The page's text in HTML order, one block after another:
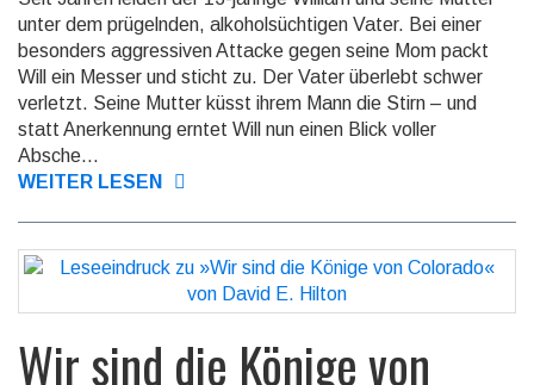
unter dem prügelnden, alkoholsüchtigen Vater. Bei einer
besonders aggressiven Attacke gegen seine Mom packt
Will ein Messer und sticht zu. Der Vater überlebt schwer
verletzt. Seine Mutter küsst ihrem Mann die Stirn – und
statt Anerkennung erntet Will nun einen Blick voller
Absche...
WEITER LESEN
Wir sind die Könige von